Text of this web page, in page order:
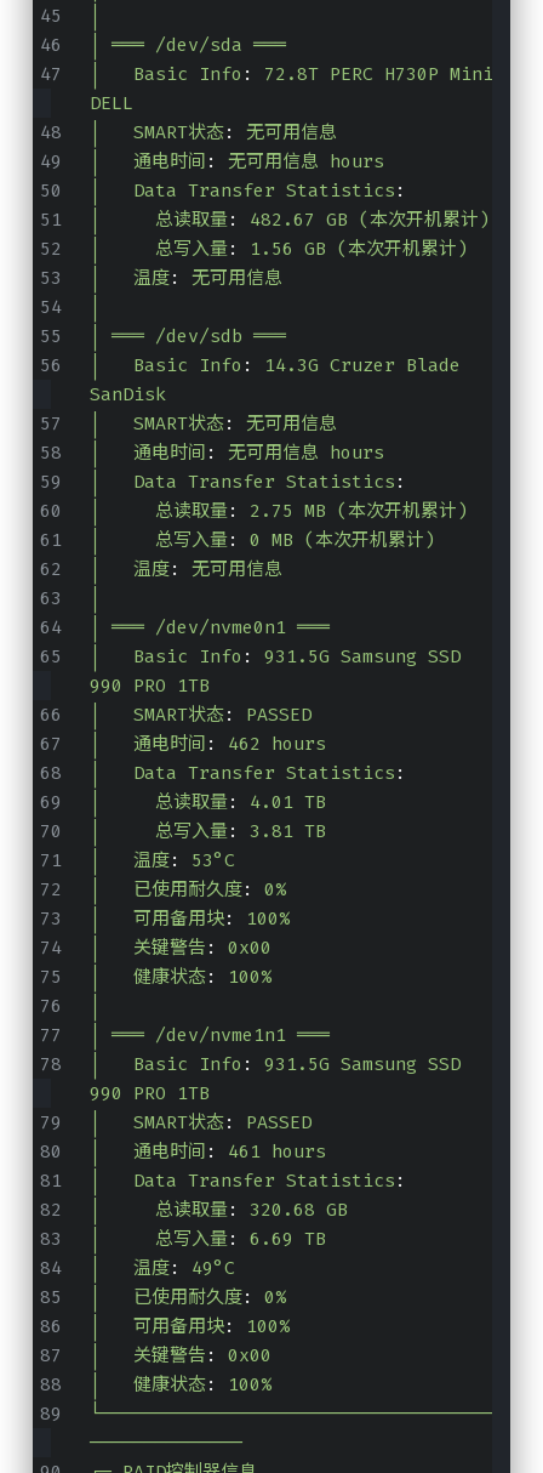
│ ═══ /dev/sda ═══
│   Basic Info :
72.8T PERC H730P Mini
DELL
│   SMART状态:
无可用信息
│   通电时间 :
无可用信息 hours
│   Data Transfer Statistics :
│     总读取量:
482.67 GB (本次开机累计)
│     总写入量:
1.56 GB (本次开机累计)
│   温度:
无可用信息
│ ═══ /dev/sdb ═══
│   Basic Info :
14.3G Cruzer Blade
SanDisk
│   SMART状态:
无可用信息
│   通电时间 :
无可用信息 hours
│   Data Transfer Statistics :
│     总读取量:
2.75 MB (本次开机累计)
│     总写入量:
0 MB (本次开机累计)
│   温度:
无可用信息
│ ═══ /dev/nvme0n1 ═══
│   Basic Info :
931.5G Samsung SSD
990 PRO 1TB
│   SMART状态:
PASSED
│   通电时间 :
462 hours
│   Data Transfer Statistics :
│     总读取量:
4.01 TB
│     总写入量:
3.81 TB
│   温度:
53°C
│   已使用耐久度:
0%
│   可用备用块:
100%
│   关键警告 :
0x00
│   健康状态:
100%
│ ═══ /dev/nvme1n1 ═══
│   Basic Info :
931.5G Samsung SSD
990 PRO 1TB
│   SMART状态:
PASSED
│   通电时间 :
461 hours
│   Data Transfer Statistics :
│     总读取量:
320.68 GB
│     总写入量:
6.69 TB
│   温度:
49°C
│   已使用耐久度:
0%
│   可用备用块:
100%
│   关键警告 :
0x00
│   健康状态:
100%
└────────────────────────────────────
──────────────